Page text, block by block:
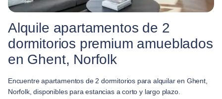
Alquile apartamentos de 2
dormitorios premium amueblados
en Ghent, Norfolk
Encuentre apartamentos de 2 dormitorios para alquilar en Ghent,
Norfolk, disponibles para estancias a corto y largo plazo.